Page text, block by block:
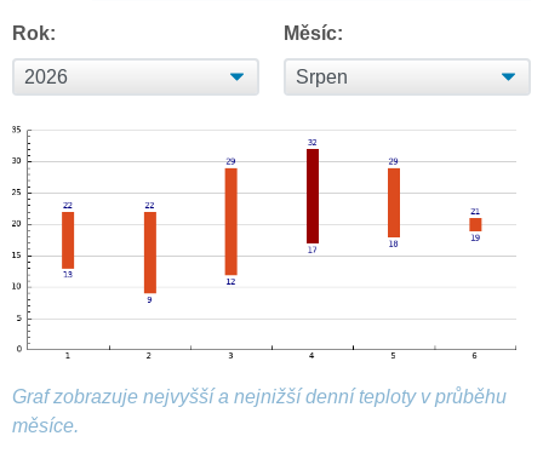
Rok: Měsíc:
Graf zobrazuje nejvyšší a nejnižší denní teploty v průběhu
měsíce.